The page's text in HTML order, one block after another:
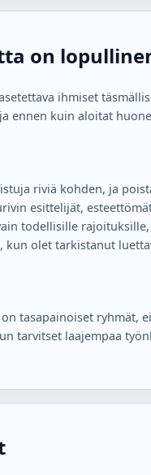
on
ihmiset
ennen kuin aloitat
riviä kohden, ja
esittelijät,
todellisille
kun olet tarkistanut
tasapainoiset ryhmät,
tarvitset laajempaa